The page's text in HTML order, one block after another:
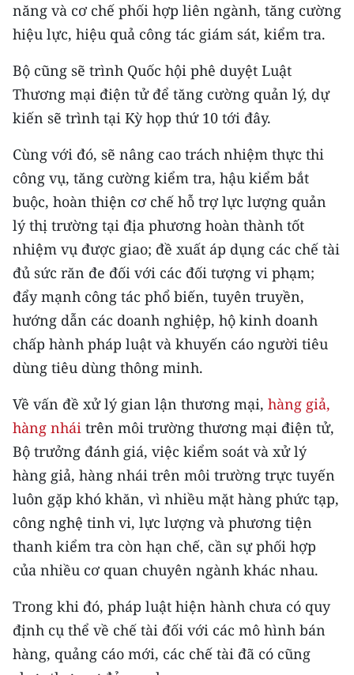
TIN ĐỊA PHƯƠNG
Đồng bằng sông Hồng
Bắc Trung Bộ
Duyên hải Nam Trung Bộ và Tây
Nguyên
Đông Nam Bộ
Đồng bằng sông Cửu Long
Chuyên trang Hà Nội
Chuyên trang TP. Hồ Chí Minh
CHUYÊN ĐỀ
VỀ BÁO NHÂN DÂN
THỜI NAY
NHÂN DÂN CUỐI TUẦN
NHÂN DÂN HẰNG THÁNG
ĐỌC BÁO IN
năng và cơ chế phối hợp liên ngành, tăng cường
hiệu lực, hiệu quả công tác giám sát, kiểm tra.
Bộ cũng sẽ trình Quốc hội phê duyệt Luật
Thương mại điện tử để tăng cường quản lý, dự
kiến sẽ trình tại Kỳ họp thứ 10 tới đây.
Cùng với đó, sẽ nâng cao trách nhiệm thực thi
công vụ, tăng cường kiểm tra, hậu kiểm bắt
buộc, hoàn thiện cơ chế hỗ trợ lực lượng quản
lý thị trường tại địa phương hoàn thành tốt
nhiệm vụ được giao; đề xuất áp dụng các chế tài
đủ sức răn đe đối với các đối tượng vi phạm;
đẩy mạnh công tác phổ biến, tuyên truyền,
hướng dẫn các doanh nghiệp, hộ kinh doanh
chấp hành pháp luật và khuyến cáo người tiêu
dùng tiêu dùng thông minh.
Về vấn đề xử lý gian lận thương mại, hàng giả,
hàng nhái trên môi trường thương mại điện tử,
Bộ trưởng đánh giá, việc kiểm soát và xử lý
hàng giả, hàng nhái trên môi trường trực tuyến
luôn gặp khó khăn, vì nhiều mặt hàng phức tạp,
công nghệ tinh vi, lực lượng và phương tiện
thanh kiểm tra còn hạn chế, cần sự phối hợp
của nhiều cơ quan chuyên ngành khác nhau.
Trong khi đó, pháp luật hiện hành chưa có quy
định cụ thể về chế tài đối với các mô hình bán
hàng, quảng cáo mới, các chế tài đã có cũng